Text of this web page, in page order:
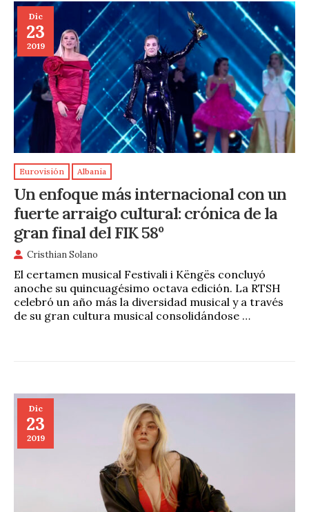
Dic
23
2019
Eurovisión Albania
Un enfoque más internacional con un
fuerte arraigo cultural: crónica de la
gran final del FIK 58º
Cristhian Solano
El certamen musical Festivali i Këngës concluyó
anoche su quincuagésimo octava edición. La RTSH
celebró un año más la diversidad musical y a través
de su gran cultura musical consolidándose …
Dic
23
2019